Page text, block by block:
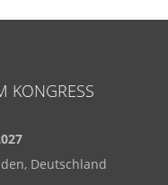
KONGRESS
Deutschland